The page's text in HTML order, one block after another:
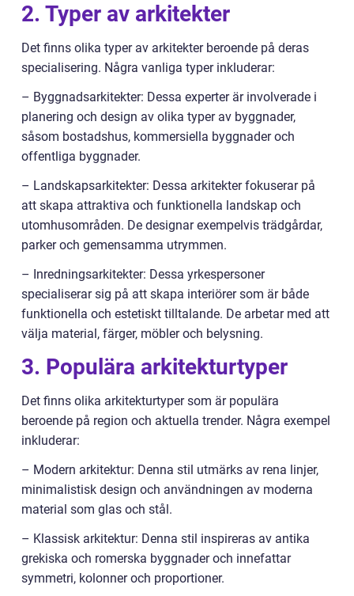
2. Typer av arkitekter
Det finns olika typer av arkitekter beroende på deras
specialisering. Några vanliga typer inkluderar:
– Byggnadsarkitekter: Dessa experter är involverade i
planering och design av olika typer av byggnader,
såsom bostadshus, kommersiella byggnader och
offentliga byggnader.
– Landskapsarkitekter: Dessa arkitekter fokuserar på
att skapa attraktiva och funktionella landskap och
utomhusområden. De designar exempelvis trädgårdar,
parker och gemensamma utrymmen.
– Inredningsarkitekter: Dessa yrkespersoner
specialiserar sig på att skapa interiörer som är både
funktionella och estetiskt tilltalande. De arbetar med att
välja material, färger, möbler och belysning.
3. Populära arkitekturtyper
Det finns olika arkitekturtyper som är populära
beroende på region och aktuella trender. Några exempel
inkluderar:
– Modern arkitektur: Denna stil utmärks av rena linjer,
minimalistisk design och användningen av moderna
material som glas och stål.
– Klassisk arkitektur: Denna stil inspireras av antika
grekiska och romerska byggnader och innefattar
symmetri, kolonner och proportioner.